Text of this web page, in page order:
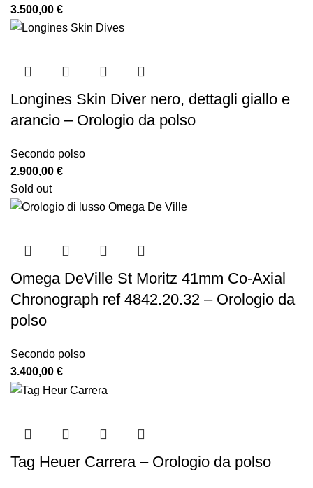
3.500,00 €
Longines Skin Diver nero, dettagli giallo e
arancio – Orologio da polso
Secondo polso
2.900,00 €
Sold out
Omega DeVille St Moritz 41mm Co-Axial
Chronograph ref 4842.20.32 – Orologio da
polso
Secondo polso
3.400,00 €
Tag Heuer Carrera – Orologio da polso